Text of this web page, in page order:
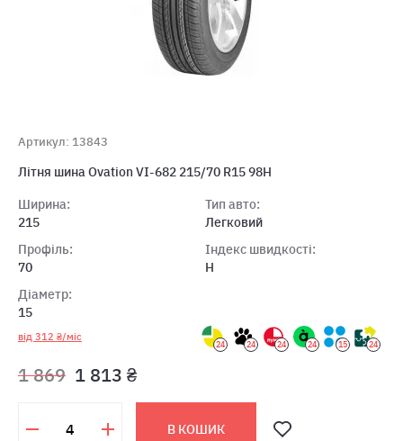
Артикул: 13843
Літня шина Ovation VI-682 215/70 R15 98H
Ширина:
215
Профіль:
70
Діаметр:
15
Тип авто:
Легковий
Індекс швидкості:
H
від 312 ₴/міс
24 24 24 24 15 24
1 869 1 813 ₴
В КОШИК